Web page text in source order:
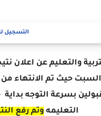
التسجيل
والتعليم عن
حيث تم الانتهاء
بسرعة التوجه بداية
التعليمه وتم رفع